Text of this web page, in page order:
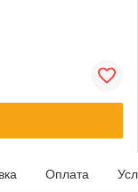
Оплата